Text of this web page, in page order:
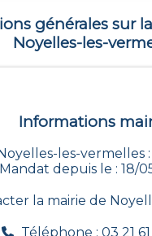
générales sur
Noyelles-les-
Informations
les-vermelles
Mandat depuis le : 18/
la mairie de
Téléphone : 03 21